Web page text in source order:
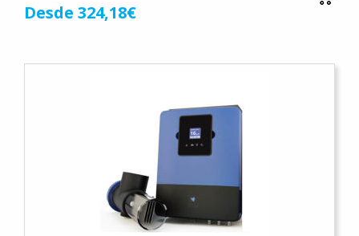
Desde 324,18€